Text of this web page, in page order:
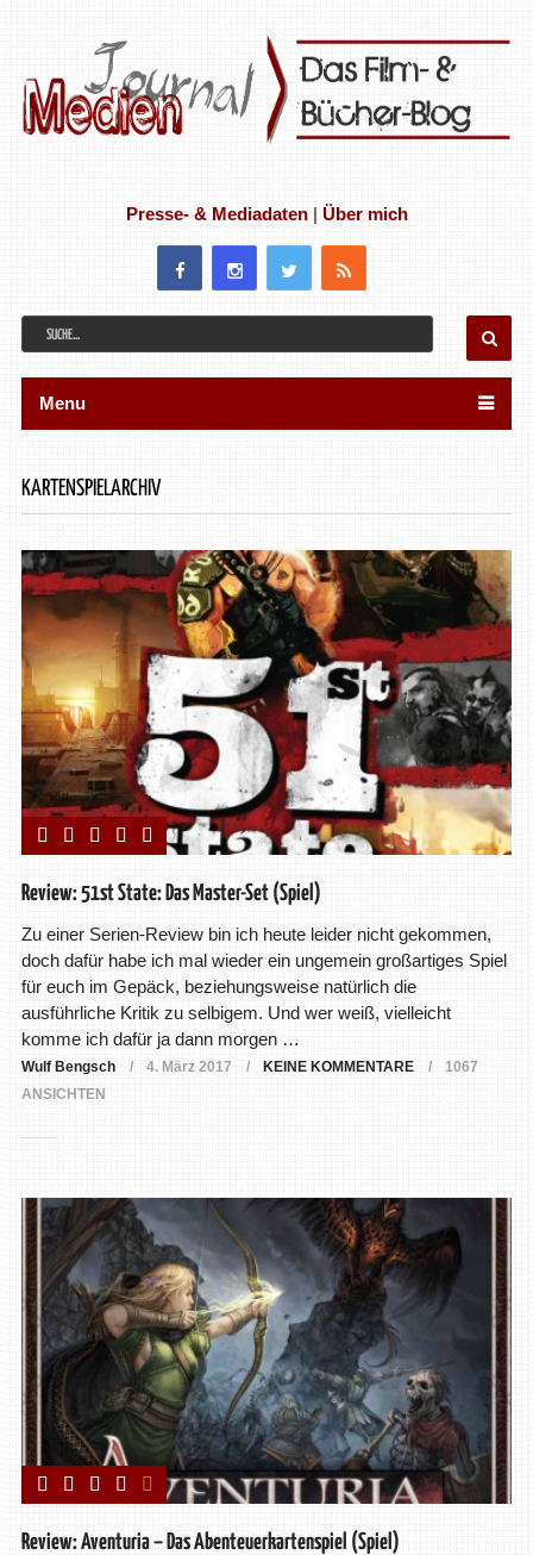
Presse- & Mediadaten| Über mich
Menu
KARTENSPIELARCHIV
Review: 51st State: Das Master-Set (Spiel)
Zu einer Serien-Review bin ich heute leider nicht gekommen,
doch dafür habe ich mal wieder ein ungemein großartiges Spiel
für euch im Gepäck, beziehungsweise natürlich die
ausführliche Kritik zu selbigem. Und wer weiß, vielleicht
komme ich dafür ja dann morgen …
Wulf Bengsch 4. März 2017 KEINE KOMMENTARE
1067
ANSICHTEN
Review: Aventuria – Das Abenteuerkartenspiel (Spiel)